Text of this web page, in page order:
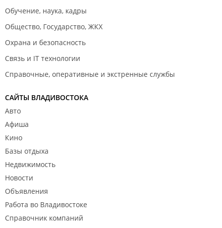
Обучение, наука, кадры
Общество, Государство, ЖКХ
Охрана и безопасность
Связь и IT технологии
Справочные, оперативные и экстренные службы
САЙТЫ ВЛАДИВОСТОКА
Авто
Афиша
Кино
Базы отдыха
Недвижимость
Новости
Объявления
Работа во Владивостоке
Справочник компаний